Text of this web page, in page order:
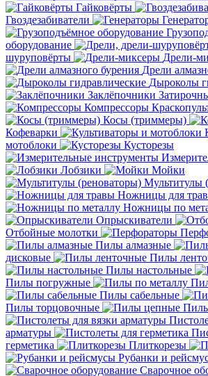
Гайковёрты
Гвоздезабиватели
оборудование
шуруповёрты
Дрели-
Дрели
Дыроколы
Заклёпочники
Компрессоры
Косы (триммеры)
Кофеварки
мотоблоки
Кусторезы
Лобзики
Мойки
Мультитулы
Ножницы для
Ножницы по
Опрыскиватели
Отбойные молотки
Пилы алмазные
дисковые
Пилы
Пилы настольные
Пилы погружные
Пилы сабельные
Пилы торцовочные
арматуры
герметика
Плиткорезы
Рубанки и
Сварочное